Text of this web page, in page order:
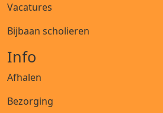
Vacatures
Bijbaan scholieren
Info
Afhalen
Bezorging